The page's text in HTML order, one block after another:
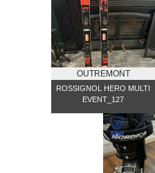
OUTREMONT
ROSSIGNOL HERO MULTI
EVENT_127